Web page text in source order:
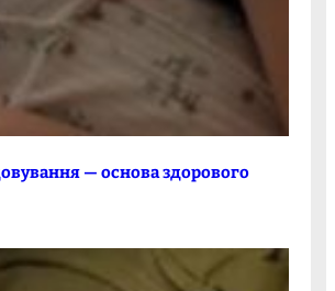
— основа здорового